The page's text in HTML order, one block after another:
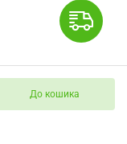
До кошика